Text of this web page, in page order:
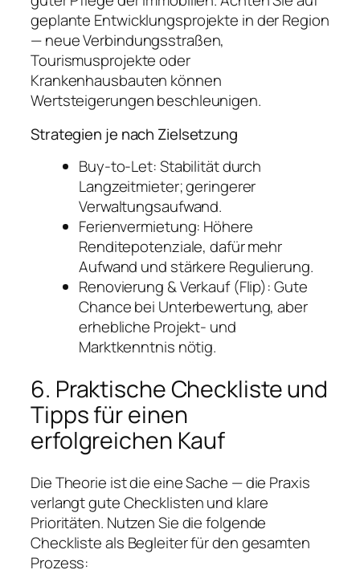
geplante Entwicklungsprojekte in der Region
— neue Verbindungsstraßen,
Tourismusprojekte oder
Krankenhausbauten können
Wertsteigerungen beschleunigen.
Strategien je nach Zielsetzung
Buy-to-Let: Stabilität durch
Langzeitmieter; geringerer
Verwaltungsaufwand.
Ferienvermietung: Höhere
Renditepotenziale, dafür mehr
Aufwand und stärkere Regulierung.
Renovierung & Verkauf (Flip): Gute
Chance bei Unterbewertung, aber
erhebliche Projekt- und
Marktkenntnis nötig.
6. Praktische Checkliste und
Tipps für einen
erfolgreichen Kauf
Die Theorie ist die eine Sache — die Praxis
verlangt gute Checklisten und klare
Prioritäten. Nutzen Sie die folgende
Checkliste als Begleiter für den gesamten
Prozess: